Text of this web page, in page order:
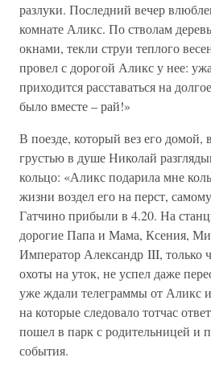
разлуки. Последний вечер
комнате Аликс. По стволам
окнами, текли струи теплого
провел с дорогой Аликс у нее:
приходится расставаться на
было вместе – рай!»
В поезде, который вез его
грустью в душе Николай
кольцо: «Аликс подарила мне
жизни воздел его на перст,
Гатчино прибыли в 4.20. На
дорогие Папа и Мама, Ксения,
Император Александр III, только
охоты на уток, не успел даже
уже ждали телеграммы от Аликс
на которые следовало тотчас
пошел в парк с родительницей и
события.